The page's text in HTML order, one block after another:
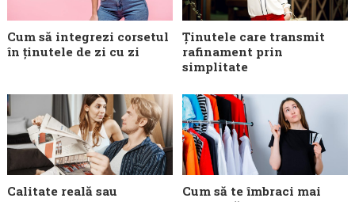
Cum să integrezi corsetul
în ținutele de zi cu zi
Ținutele care transmit
rafinament prin
simplitate
Calitate reală sau
Cum să te îmbraci mai